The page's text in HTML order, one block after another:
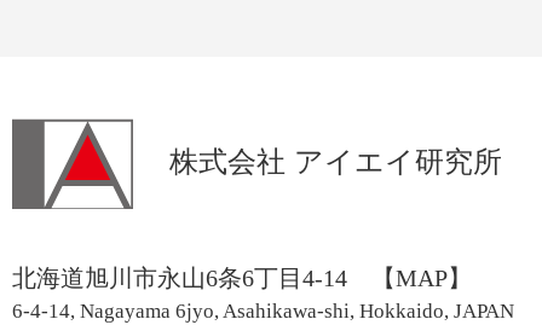
株式会社 アイエイ研究所
北海道旭川市永山6条6丁目4-14 【MAP】
6-4-14, Nagayama 6jyo, Asahikawa-shi, Hokkaido, JAPAN